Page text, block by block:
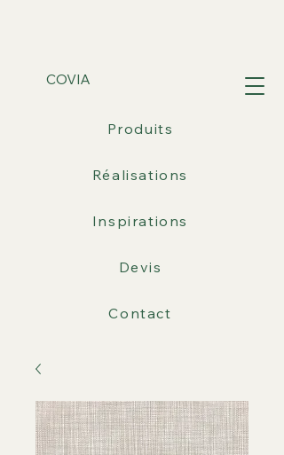
COVIA
Produits
Réalisations
Inspirations
Devis
Contact